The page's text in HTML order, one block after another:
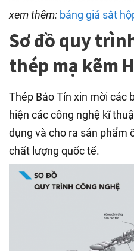
xem thêm: bảng giá sắt
Sơ đồ quy
thép mạ kẽm
Thép Bảo Tín xin mời các
hiện các công nghệ kĩ
dụng và cho ra sản phẩm
chất lượng quốc tế.